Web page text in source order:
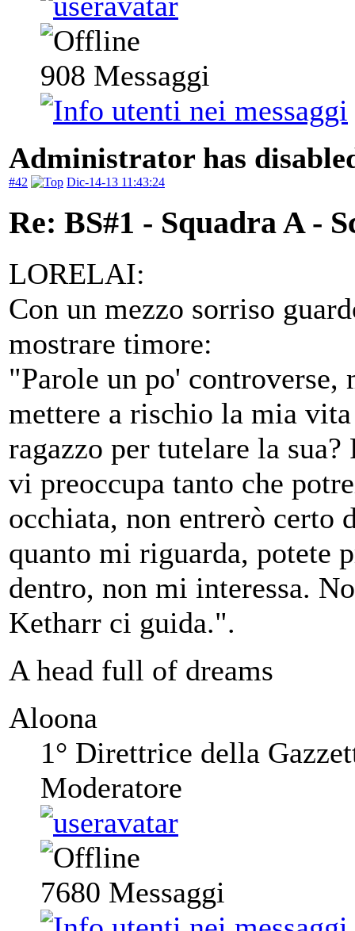
908 Messaggi
Administrator has
#42 Dic-14-13 11:43:24
Re: BS#1 - Squadra A -
LORELAI:
Con un mezzo sorriso
mostrare timore:
"Parole un po' controverse,
mettere a rischio la mia
ragazzo per tutelare la
vi preoccupa tanto che
occhiata, non entrerò certo
quanto mi riguarda, potete
dentro, non mi interessa.
Ketharr ci guida.".
A head full of dreams
Aloona
1° Direttrice della
Moderatore
7680 Messaggi